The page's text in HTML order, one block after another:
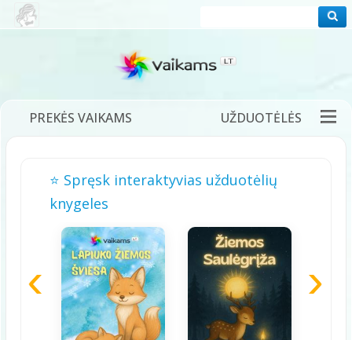
PREKĖS VAIKAMS UŽDUOTĖLĖS
DĖLIONĖS ŽAIDIMAI DAINELĖS
TĖVAMS
⭐ Spręsk interaktyvias užduotėlių
knygeles